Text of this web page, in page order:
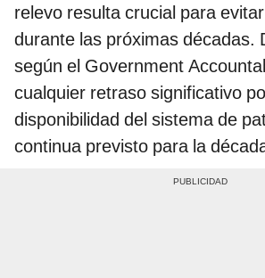
relevo resulta crucial para
durante las próximas décadas.
según el Government
cualquier retraso significativo
disponibilidad del sistema de
continua previsto para la